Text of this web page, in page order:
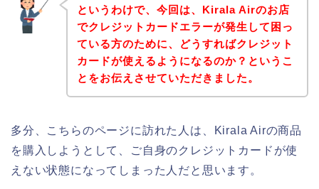
というわけで、今回は、Kirala Airのお店
でクレジットカードエラーが発生して困っ
ている方のために、どうすればクレジット
カードが使えるようになるのか？というこ
とをお伝えさせていただきました。
多分、こちらのページに訪れた人は、Kirala Airの商品
を購入しようとして、ご自身のクレジットカードが使
えない状態になってしまった人だと思います。